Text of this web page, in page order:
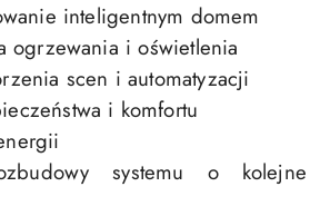
inteligentnym domem
ogrzewania i oświetlenia
scen i automatyzacji
i komfortu
systemu o kolejne